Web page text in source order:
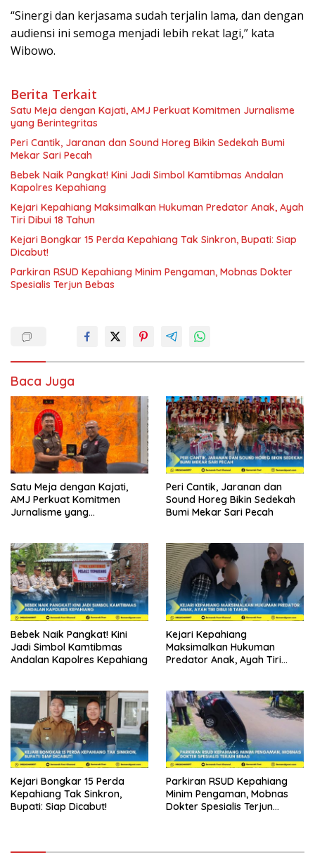
“Sinergi dan kerjasama sudah terjalin lama, dan dengan
audiensi ini semoga menjadi lebih rekat lagi,” kata
Wibowo.
Berita Terkait
Satu Meja dengan Kajati, AMJ Perkuat Komitmen Jurnalisme
yang Berintegritas
Peri Cantik, Jaranan dan Sound Horeg Bikin Sedekah Bumi
Mekar Sari Pecah
Bebek Naik Pangkat! Kini Jadi Simbol Kamtibmas Andalan
Kapolres Kepahiang
Kejari Kepahiang Maksimalkan Hukuman Predator Anak, Ayah
Tiri Dibui 18 Tahun
Kejari Bongkar 15 Perda Kepahiang Tak Sinkron, Bupati: Siap
Dicabut!
Parkiran RSUD Kepahiang Minim Pengaman, Mobnas Dokter
Spesialis Terjun Bebas
Baca Juga
Satu Meja dengan Kajati,
AMJ Perkuat Komitmen
Jurnalisme yang
Peri Cantik, Jaranan dan
Sound Horeg Bikin Sedekah
Bumi Mekar Sari Pecah
Bebek Naik Pangkat! Kini
Jadi Simbol Kamtibmas
Andalan Kapolres Kepahiang
Kejari Kepahiang
Maksimalkan Hukuman
Predator Anak, Ayah Tiri
Kejari Bongkar 15 Perda
Kepahiang Tak Sinkron,
Bupati: Siap Dicabut!
Parkiran RSUD Kepahiang
Minim Pengaman, Mobnas
Dokter Spesialis Terjun